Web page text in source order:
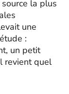
la plus
une
:
un petit
revient quel